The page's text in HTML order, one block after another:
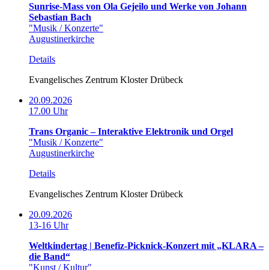
Sunrise-Mass von Ola Gejeilo und Werke von Johann
Sebastian Bach
"Musik / Konzerte"
Augustinerkirche
Details
Evangelisches Zentrum Kloster Drübeck
20.09.2026
17.00 Uhr
Trans Organic – Interaktive Elektronik und Orgel
"Musik / Konzerte"
Augustinerkirche
Details
Evangelisches Zentrum Kloster Drübeck
20.09.2026
13-16 Uhr
Weltkindertag | Benefiz-Picknick-Konzert mit „KLARA –
die Band“
"Kunst / Kultur"